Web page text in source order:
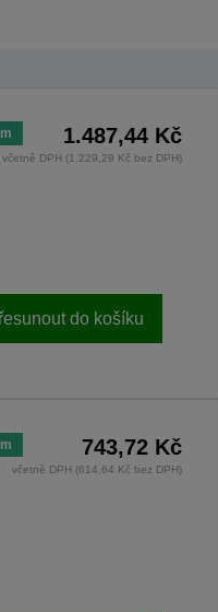
1.487,44 Kč
včetně DPH (1.229,29 Kč bez DPH)
do košíku
743,72 Kč
včetně DPH (614,64 Kč bez DPH)